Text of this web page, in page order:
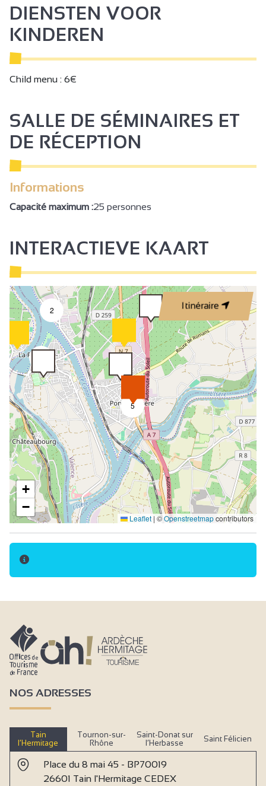
DIENSTEN VOOR
KINDEREN
Child menu : 6€
SALLE DE SÉMINAIRES ET
DE RÉCEPTION
Informations
Capacité maximum :25 personnes
INTERACTIEVE KAART
Itinéraire
2
5
+
−
Leaflet | ©Openstreetmapcontributors
NOS ADRESSES
Tain
l’Hermitage
Tournon-sur-
Rhône
Saint-Donat sur
l’Herbasse
Saint Félicien
Place du 8 mai 45 - BP70019
26601 Tain l'Hermitage CEDEX